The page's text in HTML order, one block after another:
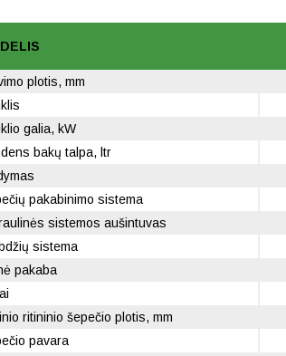
plotis, mm
galia, kW
bakų talpa, ltr
pakabinimo sistema
sistemos aušintuvas
sistema
pakaba
ritininio šepečio plotis, mm
pavara